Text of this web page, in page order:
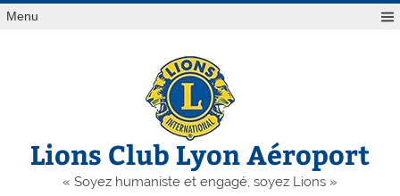
Skip
toMenu
Lions Club Lyon Aéroport
« Soyez humaniste et engagé, soyez Lions »